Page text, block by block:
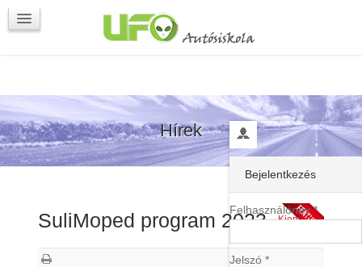
Programok
Bejelentkezés
Felhasználónév *
Jelszó *
Hírek
SuliMoped program 2023.Kiemelt